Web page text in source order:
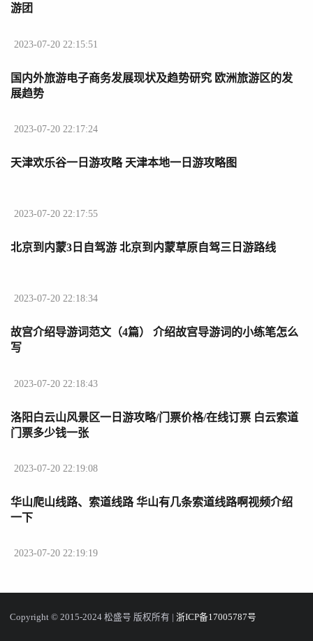
游团
2023-07-20 22:15:51
国内外旅游电子商务发展现状及趋势研究 欧洲旅游区的发
展趋势
2023-07-20 22:17:24
天津欢乐谷一日游攻略 天津本地一日游攻略图
2023-07-20 22:17:55
北京到内蒙3日自驾游 北京到内蒙草原自驾三日游路线
2023-07-20 22:18:34
故宫介绍导游词范文（4篇） 介绍故宫导游词的小练笔怎么
写
2023-07-20 22:18:43
洛阳白云山风景区一日游攻略/门票价格/在线订票 白云索道
门票多少钱一张
2023-07-20 22:19:08
华山爬山线路、索道线路 华山有几条索道线路啊视频介绍
一下
2023-07-20 22:19:19
Copyright © 2015-2024 松盛号 版权所有 | 浙ICP备17005787号